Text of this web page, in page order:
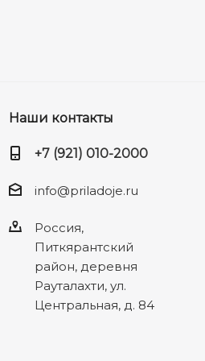
Наши контакты
+7 (921) 010-2000
info@priladoje.ru
Россия,
Питкярантский
район, деревня
Рауталахти, ул.
Центральная, д. 84